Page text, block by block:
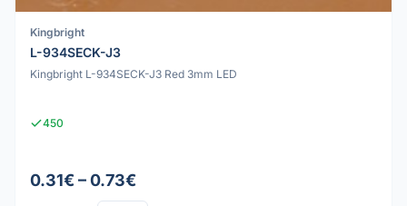
Kingbright
L-934SECK-J3
Kingbright L-934SECK-J3 Red 3mm LED
450
0.31€ – 0.73€